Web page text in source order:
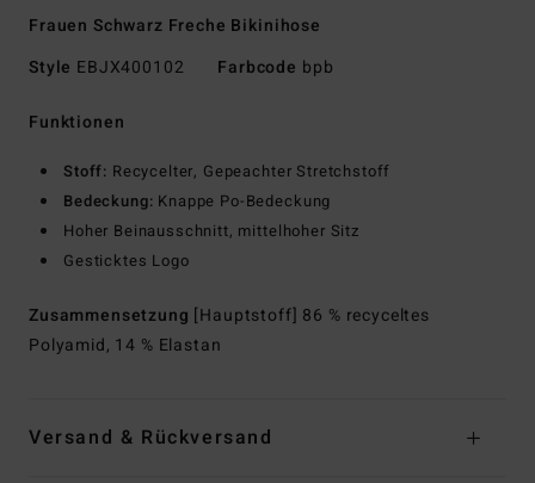
Frauen Schwarz Freche Bikinihose
Style EBJX400102 Farbcode bpb
Funktionen
Stoff: Recycelter, Gepeachter Stretchstoff
Bedeckung: Knappe Po-Bedeckung
Hoher Beinausschnitt, mittelhoher Sitz
Gesticktes Logo
Zusammensetzung [Hauptstoff] 86 % recyceltes
Polyamid, 14 % Elastan
Versand & Rückversand